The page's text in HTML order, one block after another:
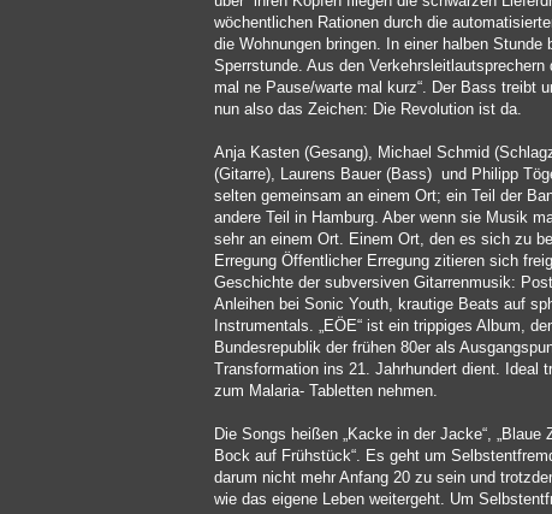
wöchentlichen Rationen durch die
die Wohnungen bringen. In einer halben Stunde
Sperrstunde. Aus den Verkehrsleitlautsprechern
mal ne Pause/warte mal kurz“. Der Bass treibt
nun also das Zeichen: Die Revolution ist da.
Anja Kasten (Gesang), Michael Schmid
(Gitarre), Laurens Bauer (Bass) und Philipp
selten gemeinsam an einem Ort; ein Teil der
andere Teil in Hamburg. Aber wenn sie Musik
sehr an einem Ort. Einem Ort, den es sich zu
Erregung Öffentlicher Erregung zitieren sich
Geschichte der subversiven Gitarrenmusik:
Anleihen bei Sonic Youth, krautige Beats auf
Instrumentals. „EÖE“ ist ein trippiges Album,
Bundesrepublik der frühen 80er als
Transformation ins 21. Jahrhundert dient. Ideal
zum Malaria- Tabletten nehmen.
Die Songs heißen „Kacke in der Jacke“, „Blaue
Bock auf Frühstück“. Es geht um
darum nicht mehr Anfang 20 zu sein und
wie das eigene Leben weitergeht. Um